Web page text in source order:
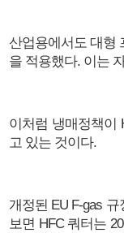
산업용에서도 대형
을 적용했다. 이는
이처럼 냉매정책이
고 있는 것이다.
개정된 EU F-gas 규
보면 HFC 쿼터는